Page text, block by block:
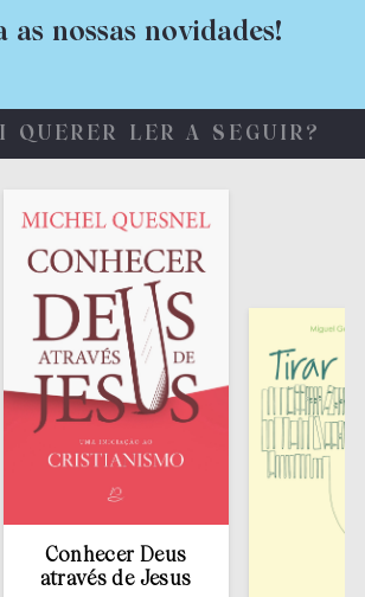
as nossas novidades!
QUERER LER A SEGUIR?
Conhecer Deus
através de Jesus